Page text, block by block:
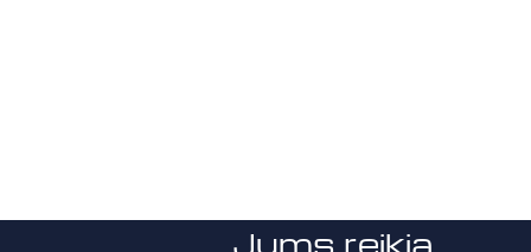
Jums reikia